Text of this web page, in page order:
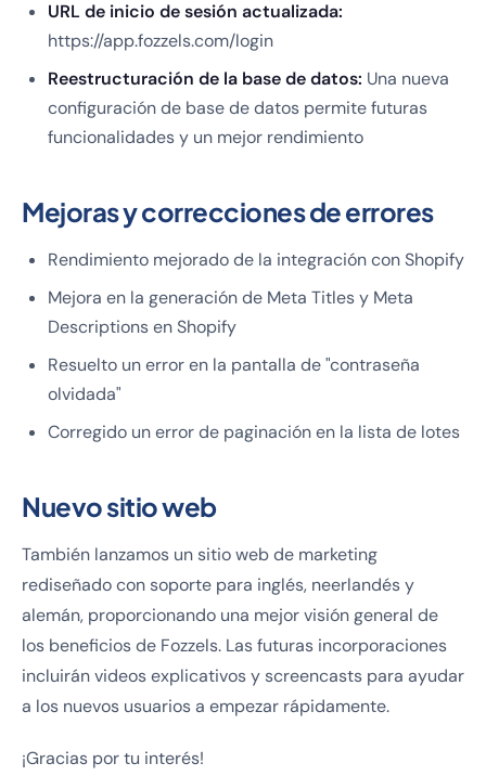
URL de inicio de sesión actualizada:
https://app.fozzels.com/login
Reestructuración de la base de datos: Una nueva
configuración de base de datos permite futuras
funcionalidades y un mejor rendimiento
Mejoras y correcciones de errores
Rendimiento mejorado de la integración con Shopify
Mejora en la generación de Meta Titles y Meta
Descriptions en Shopify
Resuelto un error en la pantalla de "contraseña
olvidada"
Corregido un error de paginación en la lista de lotes
Nuevo sitio web
También lanzamos un sitio web de marketing
rediseñado con soporte para inglés, neerlandés y
alemán, proporcionando una mejor visión general de
los beneficios de Fozzels. Las futuras incorporaciones
incluirán videos explicativos y screencasts para ayudar
a los nuevos usuarios a empezar rápidamente.
¡Gracias por tu interés!